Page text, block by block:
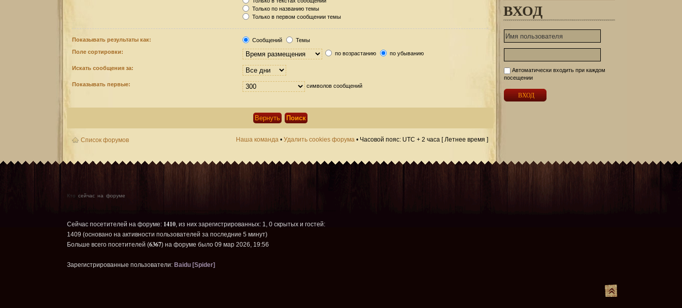
Только по названию темы
Только в первом сообщении темы
Показывать результаты как: Сообщений
Темы
Поле сортировки:
по возрастанию по убыванию
Искать сообщения за:
Показывать первые: символов сообщений
Список форумов Наша команда • Удалить cookies форума • Часовой пояс: UTC + 2 часа [ Летнее время ]
ВХОД
Автоматически входить при каждом
посещении
Кто сейчас на форуме
Сейчас посетителей на форуме: 1410, из них зарегистрированных: 1, 0 скрытых и гостей:
1409 (основано на активности пользователей за последние 5 минут)
Больше всего посетителей (6367) на форуме было 09 мар 2026, 19:56
Зарегистрированные пользователи: Baidu [Spider]